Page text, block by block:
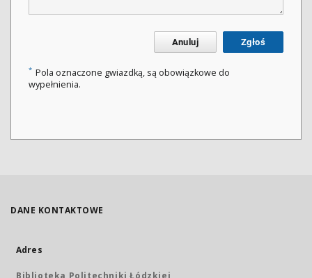
Anuluj Zgłoś
* Pola oznaczone gwiazdką, są obowiązkowe do
wypełnienia.
DANE KONTAKTOWE
Adres
Biblioteka Politechniki Łódzkiej